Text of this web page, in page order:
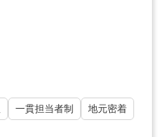
一貫担当者制 地元密着